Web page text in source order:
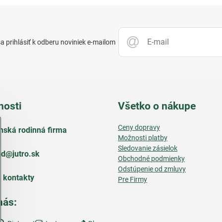
prihlásiť k odberu noviniek e-mailom
rodinná firma
kontakty
Všetko o nákupe
Ceny dopravy
Možnosti platby
Sledovanie zásielok
Obchodné podmienky
Odstúpenie od zmluvy
Pre Firmy